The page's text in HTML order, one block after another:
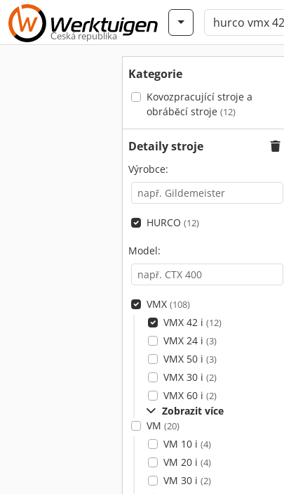
Česká republika
Kategorie
Kovozpracující stroje a
obráběcí stroje (12)
Detaily stroje
Výrobce:
HURCO (12)
Model:
VMX (108)
VMX 42 i (12)
VMX 24 i (3)
VMX 50 i (3)
VMX 30 i (2)
VMX 60 i (2)
Zobrazit více
VM (20)
VM 10 i (4)
VM 20 i (4)
VM 30 i (2)